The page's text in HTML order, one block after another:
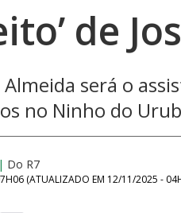
de
será o
no Ninho do
| Do R7
(ATUALIZADO EM 12/11/2025 -